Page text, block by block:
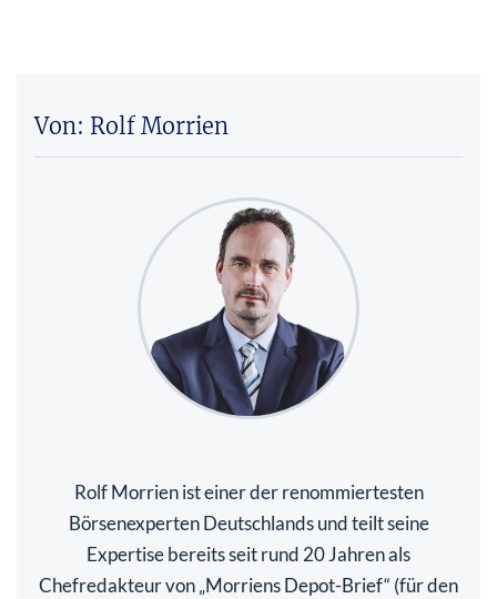
Von: Rolf Morrien
Rolf Morrien ist einer der renommiertesten
Börsenexperten Deutschlands und teilt seine
Expertise bereits seit rund 20 Jahren als
Chefredakteur von „Morriens Depot-Brief“ (für den